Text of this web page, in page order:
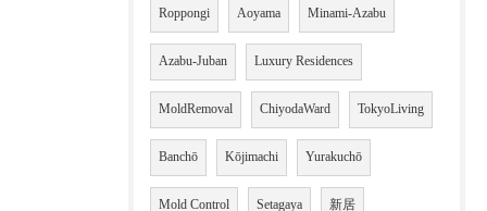
Roppongi Aoyama Minami-Azabu
Azabu-Juban Luxury Residences
MoldRemoval ChiyodaWard TokyoLiving
Banchō Kōjimachi Yurakuchō
Mold Control Setagaya 新居